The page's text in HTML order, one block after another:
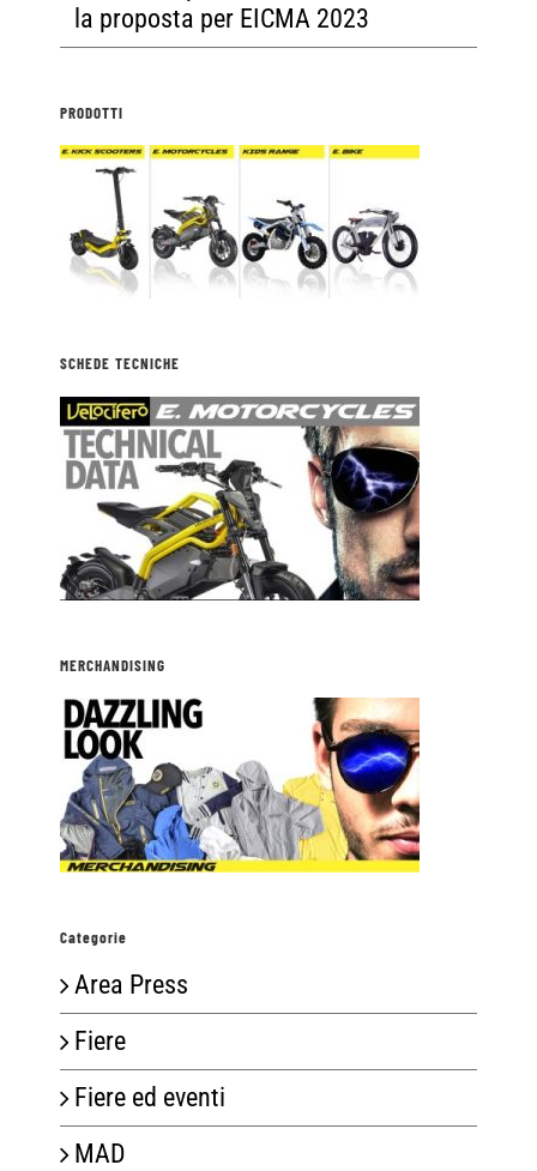
la proposta per EICMA 2023
PRODOTTI
SCHEDE TECNICHE
MERCHANDISING
Categorie
Area Press
Fiere
Fiere ed eventi
MAD